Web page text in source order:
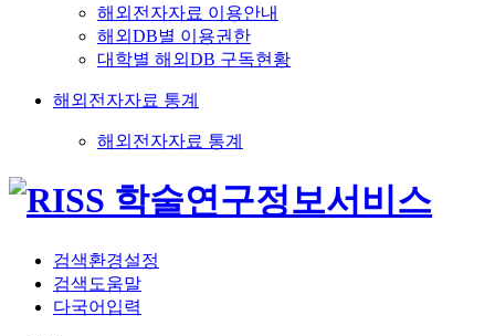
해외전자자료 이용안내
해외DB별 이용권한
대학별 해외DB 구독현황
해외전자자료 통계
해외전자자료 통계
검색환경설정
검색도움말
다국어입력